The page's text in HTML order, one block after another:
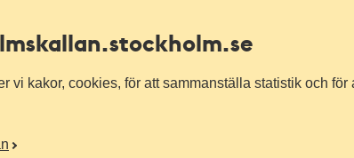
.stockholm.se
vi kakor, cookies, för att sammanställa statistik och för